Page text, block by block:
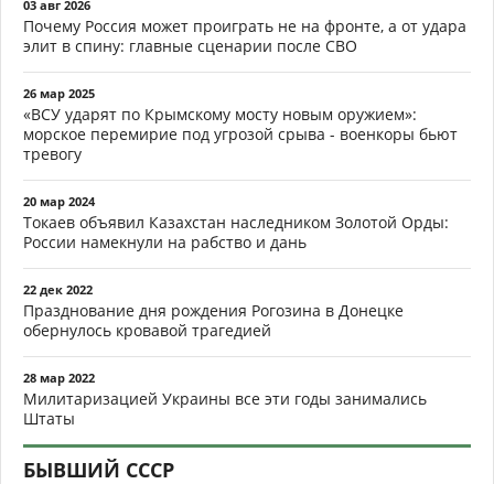
03 авг 2026
Почему Россия может проиграть не на фронте, а от удара
элит в спину: главные сценарии после СВО
26 мар 2025
«ВСУ ударят по Крымскому мосту новым оружием»:
морское перемирие под угрозой срыва - военкоры бьют
тревогу
20 мар 2024
Токаев объявил Казахстан наследником Золотой Орды:
России намекнули на рабство и дань
22 дек 2022
Празднование дня рождения Рогозина в Донецке
обернулось кровавой трагедией
28 мар 2022
Милитаризацией Украины все эти годы занимались
Штаты
БЫВШИЙ СССР